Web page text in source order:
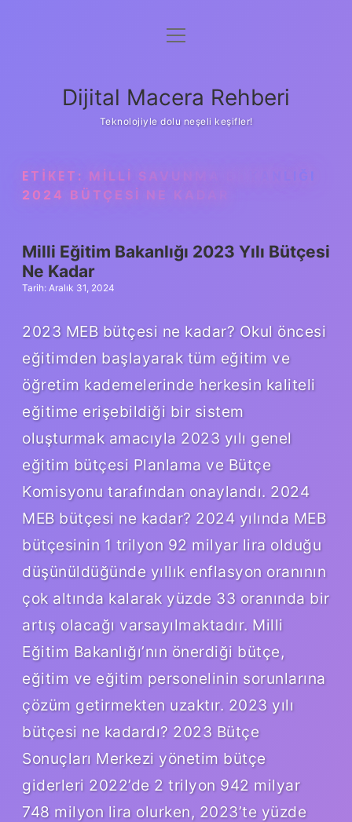
Anasayfa
Yasal Uyarı
menüyü
Dijital Macera Rehberi
Teknolojiyle dolu neşeli keşifler!
ETIKET: MILLI SAVUNMA BAKANLIĞI
2024 BÜTÇESI NE KADAR
Milli Eğitim Bakanlığı 2023 Yılı Bütçesi
Ne Kadar
Tarih: Aralık 31, 2024
2023 MEB bütçesi ne kadar? Okul öncesi
eğitimden başlayarak tüm eğitim ve
öğretim kademelerinde herkesin kaliteli
eğitime erişebildiği bir sistem
oluşturmak amacıyla 2023 yılı genel
eğitim bütçesi Planlama ve Bütçe
Komisyonu tarafından onaylandı. 2024
MEB bütçesi ne kadar? 2024 yılında MEB
bütçesinin 1 trilyon 92 milyar lira olduğu
düşünüldüğünde yıllık enflasyon oranının
çok altında kalarak yüzde 33 oranında bir
artış olacağı varsayılmaktadır. Milli
Eğitim Bakanlığı’nın önerdiği bütçe,
eğitim ve eğitim personelinin sorunlarına
çözüm getirmekten uzaktır. 2023 yılı
bütçesi ne kadardı? 2023 Bütçe
Sonuçları Merkezi yönetim bütçe
giderleri 2022’de 2 trilyon 942 milyar
748 milyon lira olurken, 2023’te yüzde